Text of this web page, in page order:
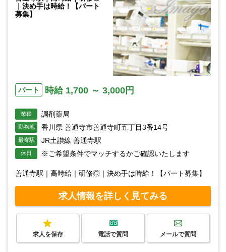
｜決め手は時給！【パート
募集】
パート 時給 1,700 ～ 3,000円
業種 調剤薬局
勤務地 香川県 善通寺市善通寺町五丁目3番14号
最寄駅 JR土讃線 善通寺駅
休日 ※ご希望条件でマッチするかご確認いたします
善通寺駅｜高時給｜研修◎｜決め手は時給！【パート募集】
求人情報を詳しく見てみる
求人を保存 電話で質問 メールで質問